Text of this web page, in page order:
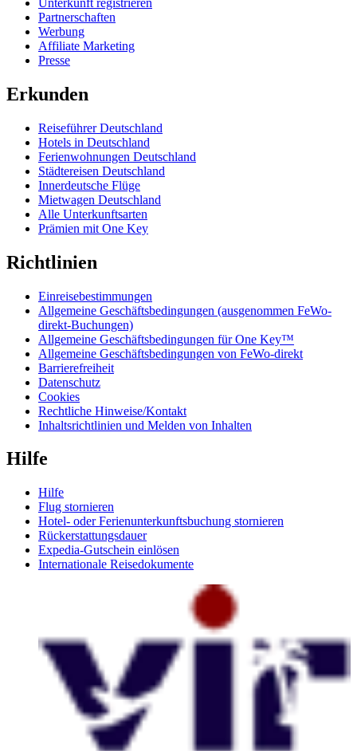
Unterkunft registrieren
Partnerschaften
Werbung
Affiliate Marketing
Presse
Erkunden
Reiseführer Deutschland
Hotels in Deutschland
Ferienwohnungen Deutschland
Städtereisen Deutschland
Innerdeutsche Flüge
Mietwagen Deutschland
Alle Unterkunftsarten
Prämien mit One Key
Richtlinien
Einreisebestimmungen
Allgemeine Geschäftsbedingungen (ausgenommen FeWo-
direkt-Buchungen)
Allgemeine Geschäftsbedingungen für One Key™
Allgemeine Geschäftsbedingungen von FeWo-direkt
Barrierefreiheit
Datenschutz
Cookies
Rechtliche Hinweise/Kontakt
Inhaltsrichtlinien und Melden von Inhalten
Hilfe
Hilfe
Flug stornieren
Hotel- oder Ferienunterkunftsbuchung stornieren
Rückerstattungsdauer
Expedia-Gutschein einlösen
Internationale Reisedokumente